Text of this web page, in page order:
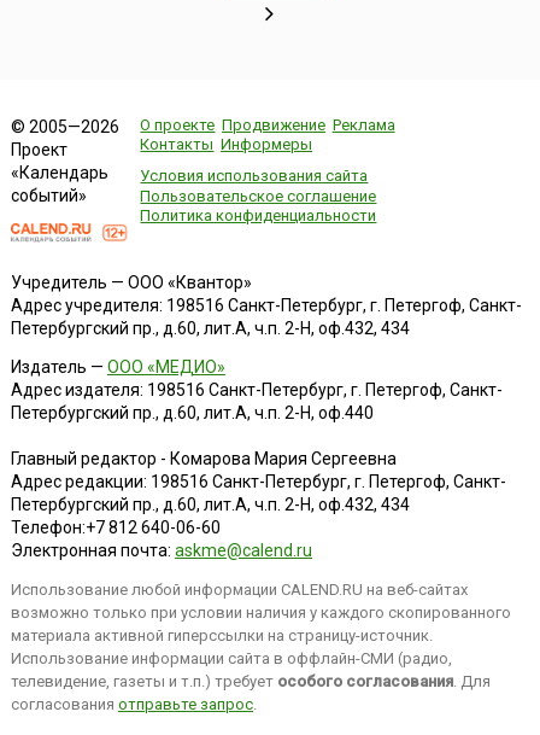
© 2005—2026
Проект
«Календарь
событий»
О проекте Продвижение Реклама
Контакты Информеры
Условия использования сайта
Пользовательское соглашение
Политика конфиденциальности
Учредитель — ООО «Квантор»
Адрес учредителя: 198516 Санкт-Петербург, г. Петергоф, Санкт-
Петербургский пр., д.60, лит.А, ч.п. 2-Н, оф.432, 434
Издатель — ООО «МЕДИО»
Адрес издателя: 198516 Санкт-Петербург, г. Петергоф, Санкт-
Петербургский пр., д.60, лит.А, ч.п. 2-Н, оф.440
Главный редактор - Комарова Мария Сергеевна
Адрес редакции: 198516 Санкт-Петербург, г. Петергоф, Санкт-
Петербургский пр., д.60, лит.А, ч.п. 2-Н, оф.432, 434
Телефон:+7 812 640-06-60
Электронная почта: askme@calend.ru
Использование любой информации CALEND.RU на веб-сайтах
возможно только при условии наличия у каждого скопированного
материала активной гиперссылки на страницу-источник.
Использование информации сайта в оффлайн-СМИ (радио,
телевидение, газеты и т.п.) требует особого согласования. Для
согласования отправьте запрос.